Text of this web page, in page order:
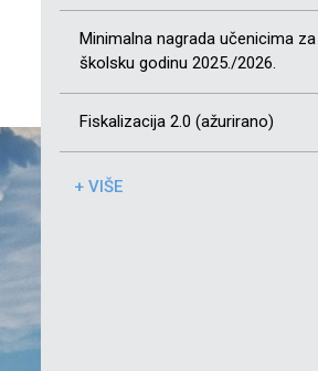
Minimalna nagrada učenicima za
školsku godinu 2025./2026.
Fiskalizacija 2.0 (ažurirano)
+ VIŠE